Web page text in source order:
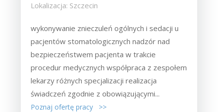
Lokalizacja: Szczecin
wykonywanie znieczuleń ogólnych i sedacji u
pacjentów stomatologicznych nadzór nad
bezpieczeństwem pacjenta w trakcie
procedur medycznych współpraca z zespołem
lekarzy różnych specjalizacji realizacja
świadczeń zgodnie z obowiązującymi...
Poznaj ofertę pracy >>